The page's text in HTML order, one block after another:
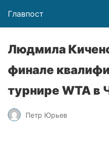
Главпост
Людмила
финале
турнире WTA в
Петр Юрьев